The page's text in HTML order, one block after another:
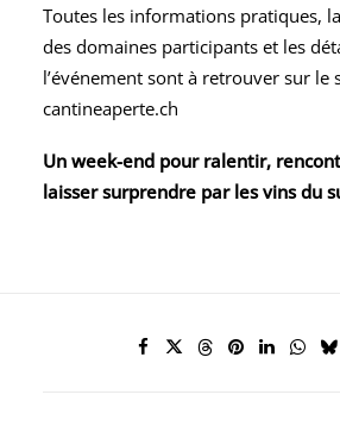
Toutes les informations pratiques,
des domaines participants et les
l’événement sont à retrouver sur le
cantineaperte.ch
Un week-end pour ralentir,
laisser surprendre par les vins du